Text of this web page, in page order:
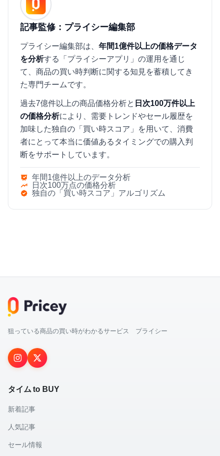
記事監修：プライシー編集部
プライシー編集部は、 年間1億件以上の価格データ
を分析する「プライシーアプリ」の運用を通じ
て、商品の買い時判断に関する知見を蓄積してき
た専門チームです。
過去7億件以上の商品価格分析と 日次100万件以上
の価格分析により、需要トレンドやセール履歴を
加味した独自の「買い時スコア」を用いて、消費
者にとって本当に価値あるタイミングでの購入判
断をサポートしています。
年間1億件以上のデータ分析
日次100万点の価格分析
独自の「買い時スコア」アルゴリズム
狙っている商品の買い時がわかるサービス プライシー
タイム to BUY
新着記事
人気記事
セール情報